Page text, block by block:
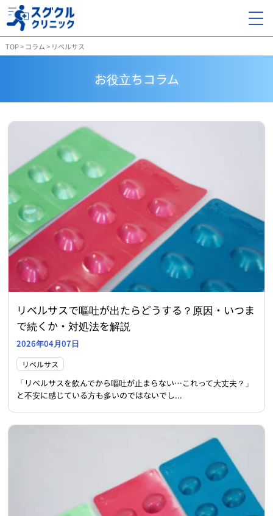
TOP> コラム> リベルサス
お役立ちコラム
リベルサスで嘔吐が出たらどうする？原因・いつま
で続くか・対処法を解説
2026年04月07日
リベルサス
「リベルサスを飲んでから嘔吐が止まらない…これって大丈夫？」
と不安に感じている方も多いのではないでし...